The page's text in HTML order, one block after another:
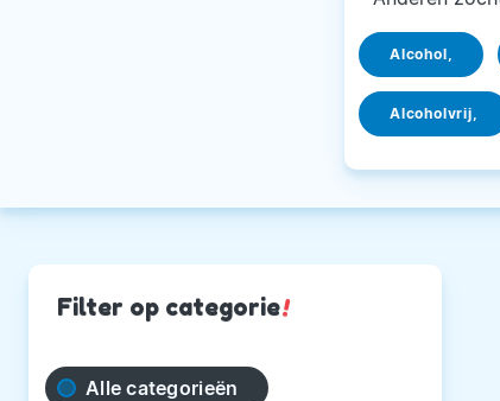
Alcohol,
Alcoholvrij,
Filter op categorie!
Alle categorieën